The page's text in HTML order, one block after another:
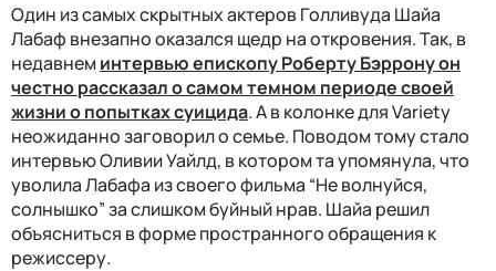
Один из самых скрытных актеров Голливуда Шайа
Лабаф внезапно оказался щедр на откровения. Так, в
недавнеминтервью епископу Роберту Бэррону он
честно рассказал о самом темном периоде своей
жизни о попытках суицида. А в колонке для Variety
неожиданно заговорил о семье. Поводом тому стало
интервью Оливии Уайлд, в котором та упомянула, что
уволила Лабафа из своего фильма “Не волнуйся,
солнышко” за слишком буйный нрав. Шайа решил
объясниться в форме пространного обращения к
режиссеру.